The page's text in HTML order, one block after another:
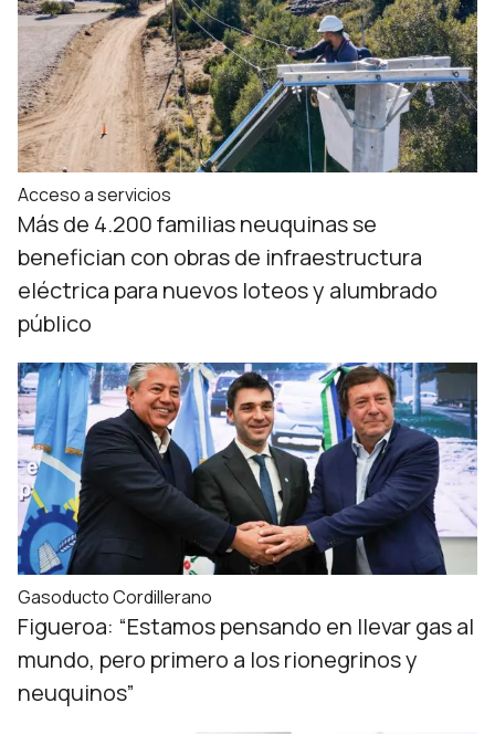
Acceso a servicios
Más de 4.200 familias neuquinas se
benefician con obras de infraestructura
eléctrica para nuevos loteos y alumbrado
público
Gasoducto Cordillerano
Figueroa: “Estamos pensando en llevar gas al
mundo, pero primero a los rionegrinos y
neuquinos”